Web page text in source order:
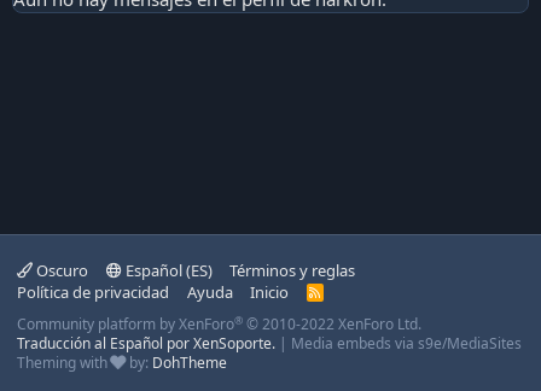
Oscuro Español (ES)
Términos y reglas
Política de privacidad
Ayuda Inicio
R
S
Community platform by XenForo® © 2010-2022 XenForo Ltd.
Traducción al Español por XenSoporte. | Media embeds via s9e/MediaSites
Theming with
by: DohTheme